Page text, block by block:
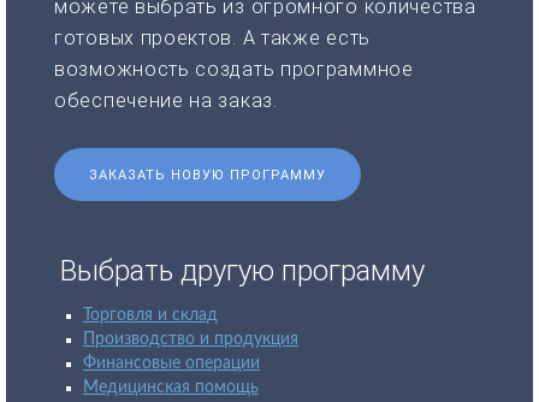
можете выбрать из огромного количества
готовых проектов. А также есть
возможность создать программное
обеспечение на заказ.
ЗАКАЗАТЬ НОВУЮ ПРОГРАММУ
Выбрать другую программу
Торговля и склад
Производство и продукция
Финансовые операции
Медицинская помощь